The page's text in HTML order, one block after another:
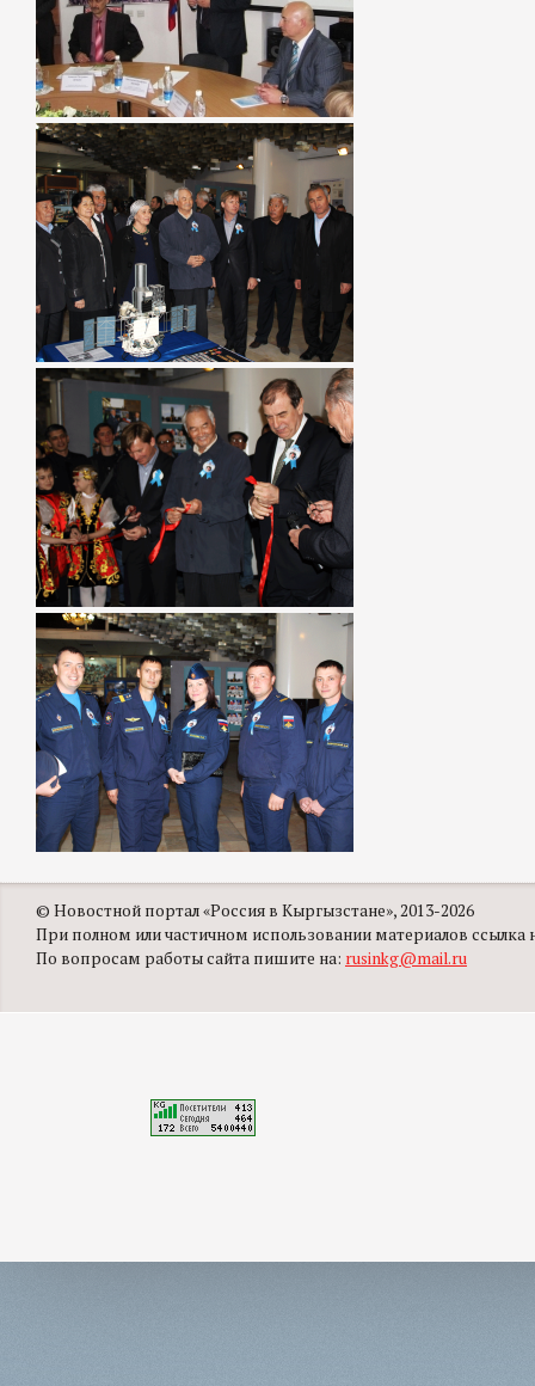
© Новостной портал «Россия в Кыргызстане», 2013-2026
При полном или частичном использовании материалов ссылка
По вопросам работы сайта пишите на: rusinkg@mail.ru